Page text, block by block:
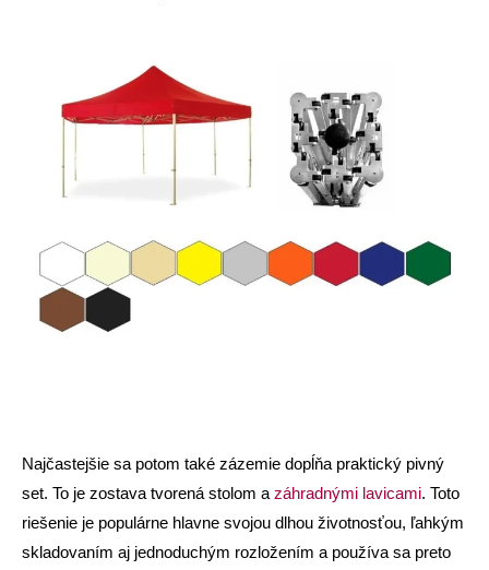
Najčastejšie sa potom také zázemie dopĺňa praktický pivný
set. To je zostava tvorená stolom a záhradnými lavicami. Toto
riešenie je populárne hlavne svojou dlhou životnosťou, ľahkým
skladovaním aj jednoduchým rozložením a používa sa preto